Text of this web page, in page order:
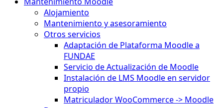
Alojamiento
Mantenimiento y asesoramiento
Otros servicios
Adaptación de Plataforma Moodle a
FUNDAE
Servicio de Actualización de Moodle
Instalación de LMS Moodle en servidor
propio
Matriculador WooCommerce -> Moodle